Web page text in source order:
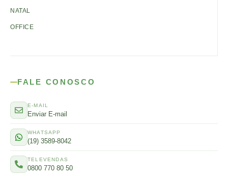
NATAL
OFFICE
FALE CONOSCO
E-MAIL
Enviar E-mail
WHATSAPP
(19) 3589-8042
TELEVENDAS
0800 770 80 50